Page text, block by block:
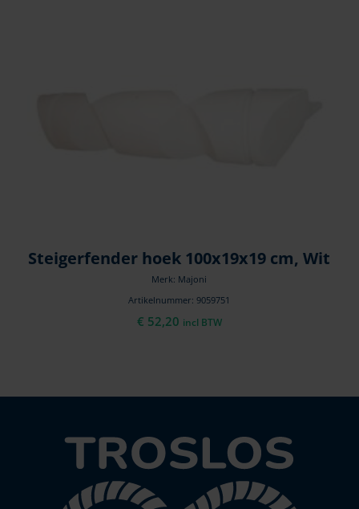
Steigerfender hoek 100x19x19 cm, Wit
Merk: Majoni
Artikelnummer: 9059751
€ 52,20 incl BTW